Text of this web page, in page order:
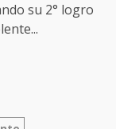
su 2° logro